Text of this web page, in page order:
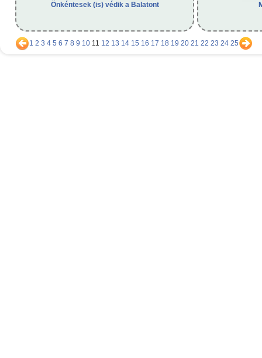
Önkéntesek (is) védik a Balatont
1 2 3 4 5 6 7 8 9 10 11 12 13 14 15 16 17 18 19 20 21 22 23 24 25